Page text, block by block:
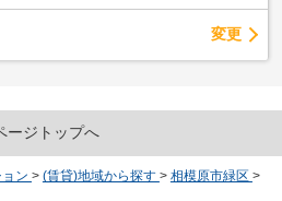
変更
ージトップへ
ン > (賃貸)地域から探す > 相模原市緑区 >